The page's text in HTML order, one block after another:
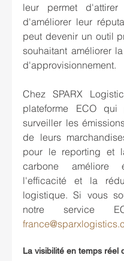
leur permet
d'améliorer leur
peut devenir un outil
souhaitant améliorer
d'approvisionnement.
Chez SPARX
plateforme ECO
surveiller les
de leurs
pour le reporting et
carbone améliore
l'efficacité et la
logistique. Si vous
La visibilité en temps réel